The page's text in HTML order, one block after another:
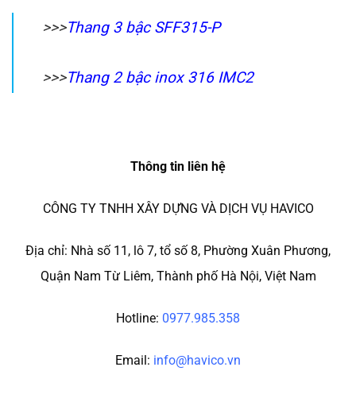
>>>Thang 3 bậc SFF315-P
>>>Thang 2 bậc inox 316 IMC2
Thông tin liên hệ
CÔNG TY TNHH XÂY DỰNG VÀ DỊCH VỤ HAVICO
Địa chỉ: Nhà số 11, lô 7, tổ số 8, Phường Xuân Phương,
Quận Nam Từ Liêm, Thành phố Hà Nội, Việt Nam
Hotline: 0977.985.358
Email: info@havico.vn